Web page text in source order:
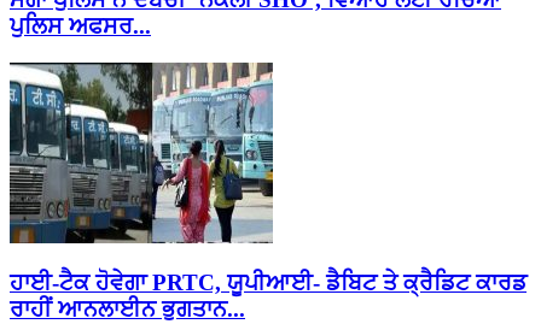
ਪੁਲਿਸ ਅਫਸਰ...
ਹਾਈ-ਟੈਕ ਹੋਵੇਗਾ PRTC, ਯੂਪੀਆਈ- ਡੈਬਿਟ ਤੇ ਕ੍ਰੈਡਿਟ ਕਾਰਡ
ਰਾਹੀਂ ਆਨਲਾਈਨ ਭੁਗਤਾਨ...